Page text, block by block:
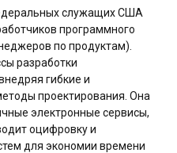
служащих США
программного
по продуктам).
разработки
гибкие и
проектирования. Она
электронные сервисы,
оцифровку и
для экономии времени